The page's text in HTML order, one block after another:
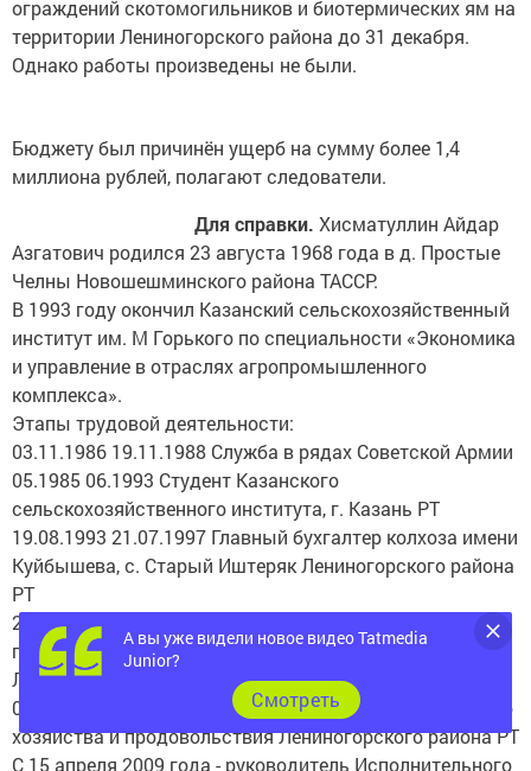
ограждений скотомогильников и биотермических ям на
территории Лениногорского района до 31 декабря.
Однако работы произведены не были.
Бюджету был причинён ущерб на сумму более 1,4
миллиона рублей, полагают следователи.
Для справки. Хисматуллин Айдар
Азгатович родился 23 августа 1968 года в д. Простые
Челны Новошешминского района ТАССР.
В 1993 году окончил Казанский сельскохозяйственный
институт им. М Горького по специальности «Экономика
и управление в отраслях агропромышленного
комплекса».
Этапы трудовой деятельности:
03.11.1986 19.11.1988 Служба в рядах Советской Армии
05.1985 06.1993 Студент Казанского
сельскохозяйственного института, г. Казань РТ
19.08.1993 21.07.1997 Главный бухгалтер колхоза имени
Куйбышева, с. Старый Иштеряк Лениногорского района
РТ
21.07.1997 01.08.2001 Председатель коллективного
предприятия им.Куйбышева, с. Старый Иштеряк
Лениногорского района РТ
01.08.2001 14.04.2009 Начальник управления сельского
хозяйства и продовольствия Лениногорского района РТ
С 15 апреля 2009 года - руководитель Исполнительного
А вы уже видели новое видео Tatmedia
Junior?
Cмотреть